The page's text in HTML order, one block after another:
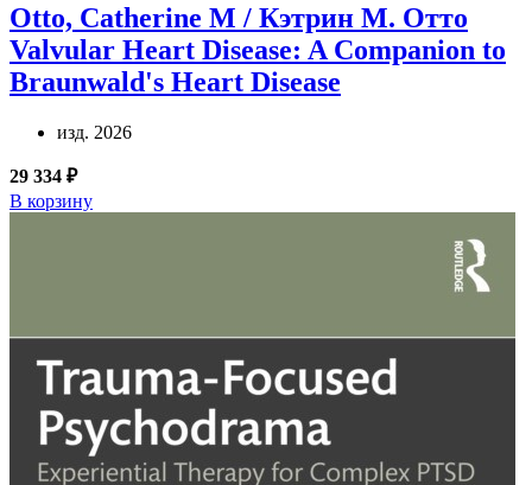
Otto, Catherine M / Кэтрин М. Отто
Valvular Heart Disease: A Companion to
Braunwald's Heart Disease
изд. 2026
29 334 ₽
В корзину